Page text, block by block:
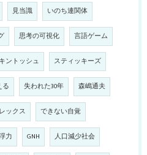
見当識 いのち連関体
思考の可視化 言語ゲーム
ントッシュ スティッキーズ
る 失われた30年 森嶋通夫
ックス できない自覚
力 GNH 人口減少社会